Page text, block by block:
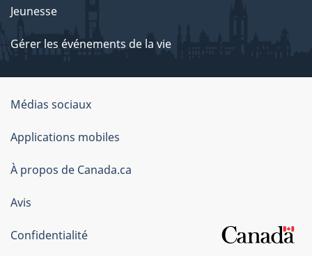
Jeunesse
Gérer les événements de la vie
Organisation
du
gouvernement
du
Canada
Médias sociaux
Applications mobiles
À propos de Canada.ca
Avis
Confidentialité